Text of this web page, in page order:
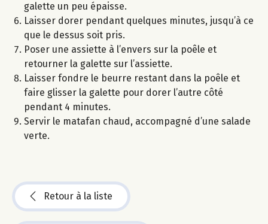
galette un peu épaisse.
Laisser dorer pendant quelques minutes, jusqu’à ce
que le dessus soit pris.
Poser une assiette à l’envers sur la poêle et
retourner la galette sur l’assiette.
Laisser fondre le beurre restant dans la poêle et
faire glisser la galette pour dorer l’autre côté
pendant 4 minutes.
Servir le matafan chaud, accompagné d’une salade
verte.
Retour à la liste